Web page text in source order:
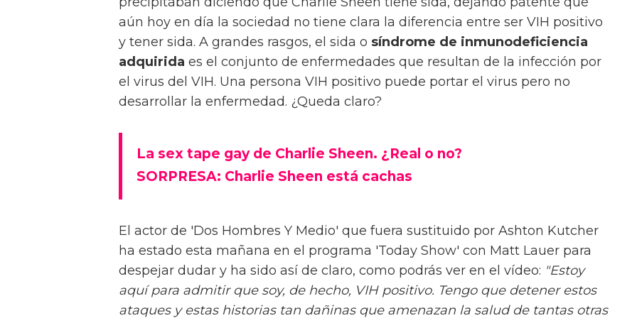
aún hoy en día la sociedad no tiene clara la diferencia entre ser VIH positivo
y tener sida. A grandes rasgos, el sida o síndrome de inmunodeficiencia
adquirida es el conjunto de enfermedades que resultan de la infección por
el virus del VIH. Una persona VIH positivo puede portar el virus pero no
desarrollar la enfermedad. ¿Queda claro?
La sex tape gay de Charlie Sheen. ¿Real o no?
SORPRESA: Charlie Sheen está cachas
El actor de 'Dos Hombres Y Medio' que fuera sustituido por Ashton Kutcher
ha estado esta mañana en el programa 'Today Show' con Matt Lauer para
despejar dudar y ha sido así de claro, como podrás ver en el vídeo: "Estoy
aquí para admitir que soy, de hecho, VIH positivo. Tengo que detener estos
ataques y estas historias tan dañinas que amenazan la salud de tantas otras